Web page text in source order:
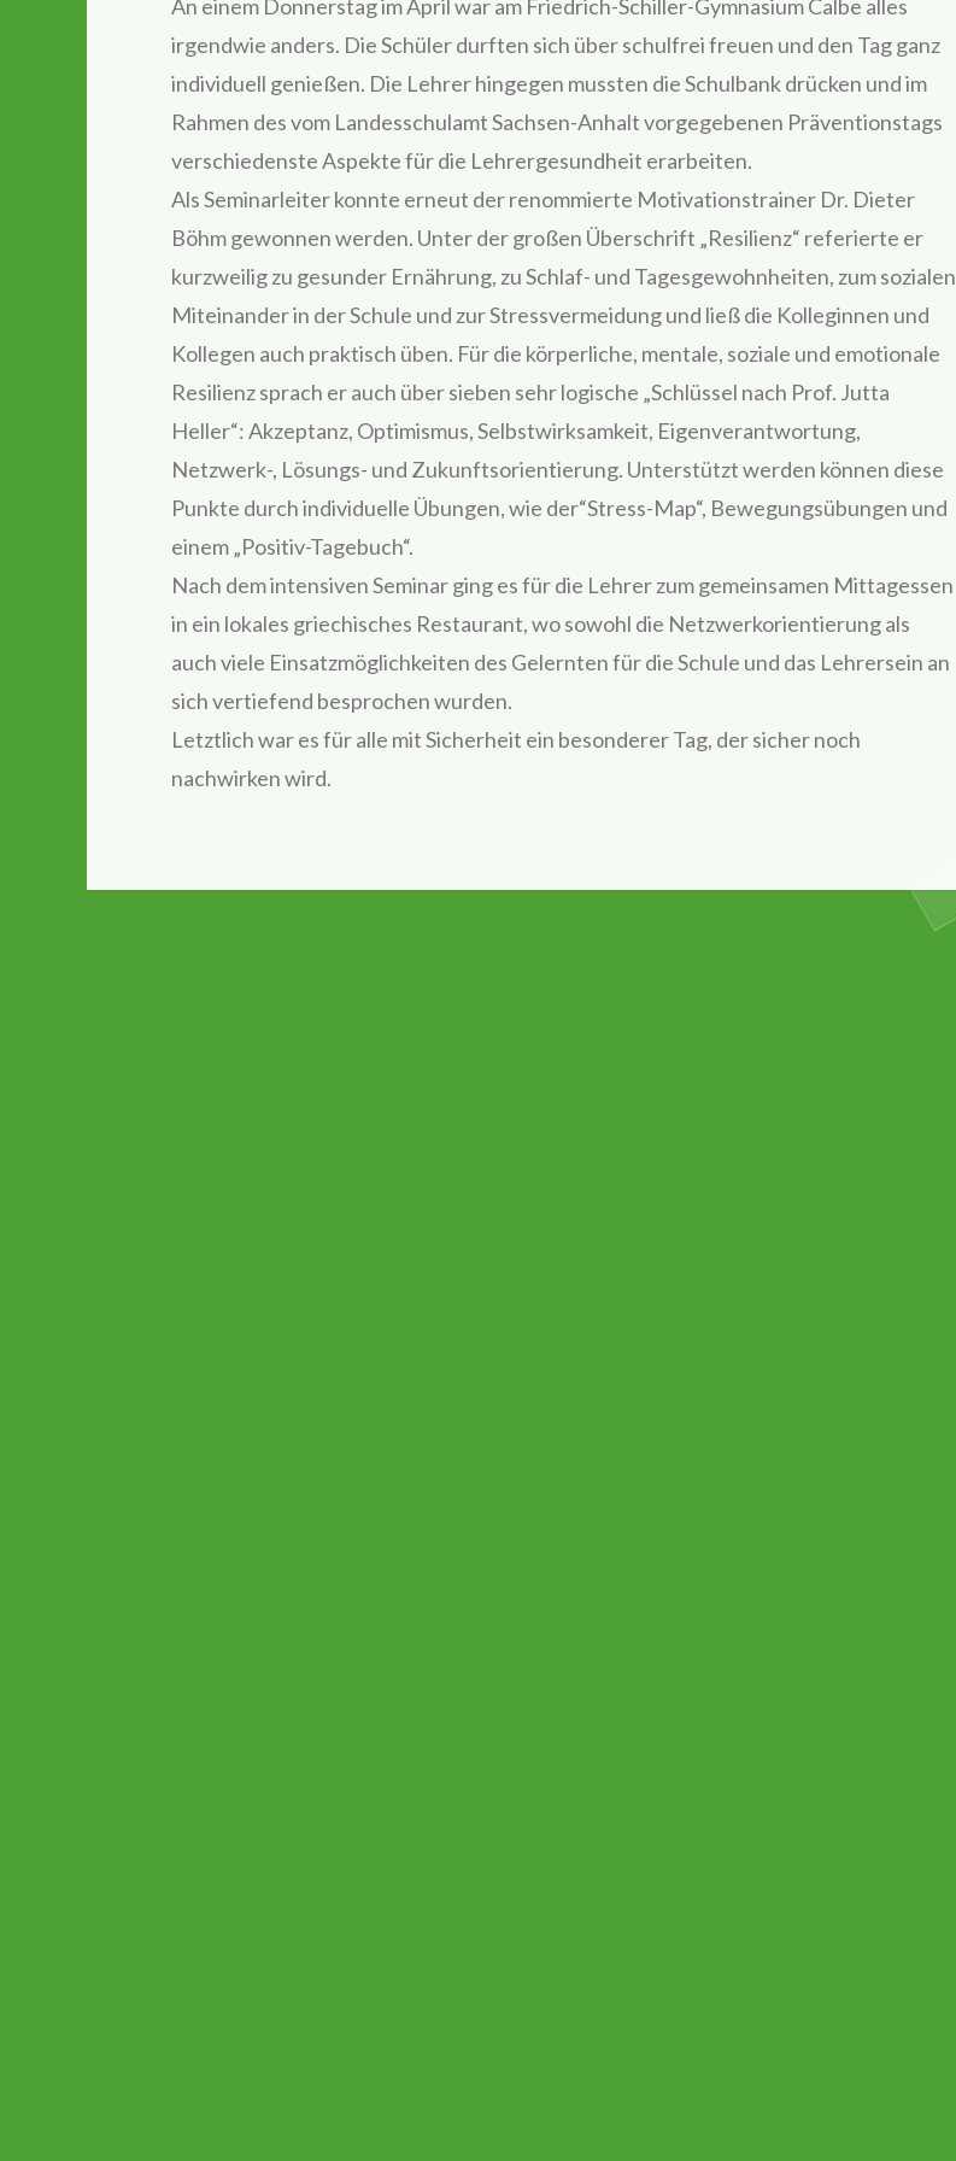
An einem Donnerstag im April war am Friedrich-Schiller-Gymnasium Calbe alles
irgendwie anders. Die Schüler durften sich über schulfrei freuen und den Tag ganz
individuell genießen. Die Lehrer hingegen mussten die Schulbank drücken und im
Rahmen des vom Landesschulamt Sachsen-Anhalt vorgegebenen Präventionstags
verschiedenste Aspekte für die Lehrergesundheit erarbeiten.
Als Seminarleiter konnte erneut der renommierte Motivationstrainer Dr. Dieter
Böhm gewonnen werden. Unter der großen Überschrift „Resilienz“ referierte er
kurzweilig zu gesunder Ernährung, zu Schlaf- und Tagesgewohnheiten, zum sozialen
Miteinander in der Schule und zur Stressvermeidung und ließ die Kolleginnen und
Kollegen auch praktisch üben. Für die körperliche, mentale, soziale und emotionale
Resilienz sprach er auch über sieben sehr logische „Schlüssel nach Prof. Jutta
Heller“: Akzeptanz, Optimismus, Selbstwirksamkeit, Eigenverantwortung,
Netzwerk-, Lösungs- und Zukunftsorientierung. Unterstützt werden können diese
Punkte durch individuelle Übungen, wie der“Stress-Map“, Bewegungsübungen und
einem „Positiv-Tagebuch“.
Nach dem intensiven Seminar ging es für die Lehrer zum gemeinsamen Mittagessen
in ein lokales griechisches Restaurant, wo sowohl die Netzwerkorientierung als
auch viele Einsatzmöglichkeiten des Gelernten für die Schule und das Lehrersein an
sich vertiefend besprochen wurden.
Letztlich war es für alle mit Sicherheit ein besonderer Tag, der sicher noch
nachwirken wird.